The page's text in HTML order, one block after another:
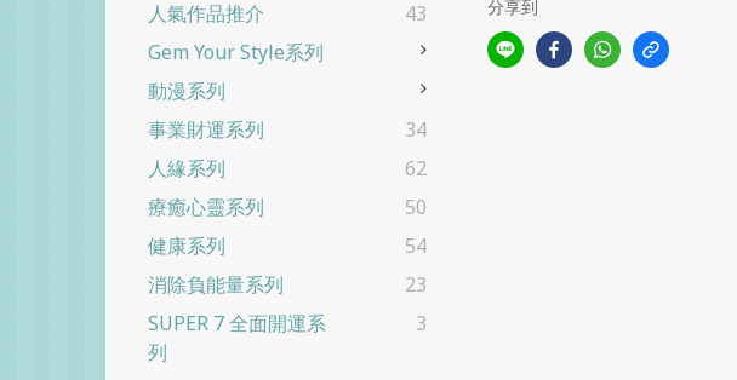
人氣作品推介
43
Gem Your Style系列
動漫系列
事業財運系列
34
人緣系列
62
療癒心靈系列
50
健康系列
54
消除負能量系列
23
SUPER 7 全面開運系
列
3
分享到